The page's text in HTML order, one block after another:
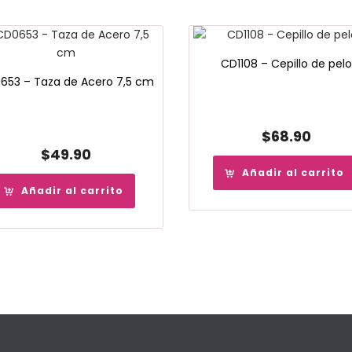
– Taza de Acero 7,5 cm
$49.90
Añadir al carrito
CD1108 – Cepillo de pelo
$68.90
Añadir al carrito